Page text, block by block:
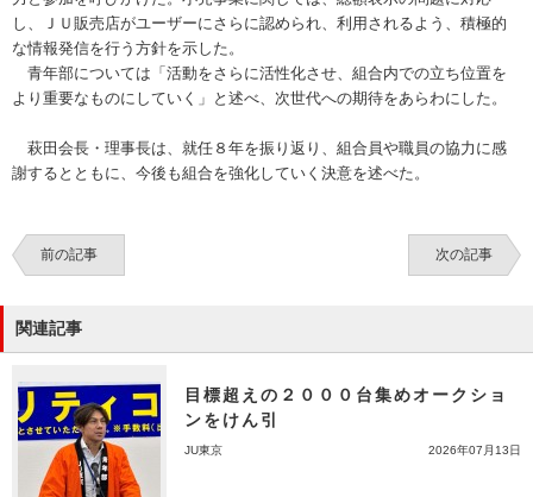
し、ＪＵ販売店がユーザーにさらに認められ、利用されるよう、積極的
な情報発信を行う方針を示した。
青年部については「活動をさらに活性化させ、組合内での立ち位置を
より重要なものにしていく」と述べ、次世代への期待をあらわにした。
萩田会長・理事長は、就任８年を振り返り、組合員や職員の協力に感
謝するとともに、今後も組合を強化していく決意を述べた。
前の記事 次の記事
関連記事
目標超えの２０００台集めオークショ
ンをけん引
JU東京 2026年07月13日